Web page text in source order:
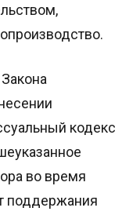
кодекс
во время
поддержания